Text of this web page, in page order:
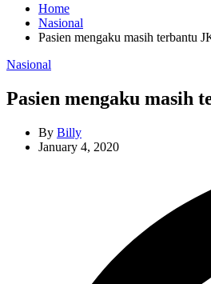
Home
Nasional
Pasien mengaku masih terbantu
Categories
Nasional
Pasien mengaku masih
By Billy
January 4, 2020